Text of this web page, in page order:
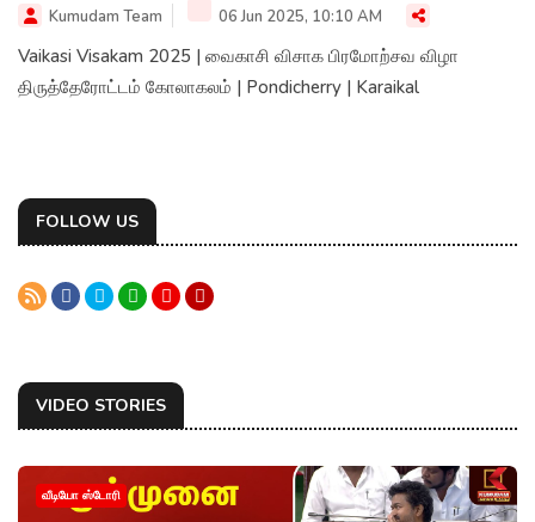
Kumudam Team 06 Jun 2025, 10:10 AM
Vaikasi Visakam 2025 | வைகாசி விசாக பிரமோற்சவ விழா
திருத்தேரோட்டம் கோலாகலம் | Pondicherry | Karaikal
FOLLOW US
VIDEO STORIES
வீடியோ ஸ்டோரி